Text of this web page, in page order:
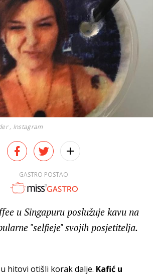
, Instagram
GASTRO POSTAO
u Singapuru poslužuje kavu na
"selfieje" svojih posjetitelja.
hitovi otišli korak dalje. Kafić u